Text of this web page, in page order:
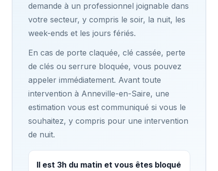
demande à un professionnel joignable dans
votre secteur, y compris le soir, la nuit, les
week-ends et les jours fériés.
En cas de porte claquée, clé cassée, perte
de clés ou serrure bloquée, vous pouvez
appeler immédiatement. Avant toute
intervention à Anneville-en-Saire, une
estimation vous est communiqué si vous le
souhaitez, y compris pour une intervention
de nuit.
Il est 3h du matin et vous êtes bloqué